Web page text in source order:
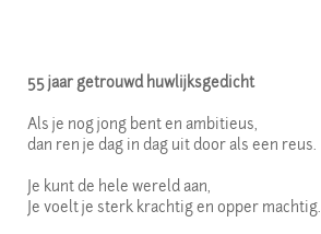
55 jaar getrouwd huwlijksgedicht
Als je nog jong bent en ambitieus,
dan ren je dag in dag uit door als een reus.
Je kunt de hele wereld aan,
Je voelt je sterk krachtig en opper machtig.